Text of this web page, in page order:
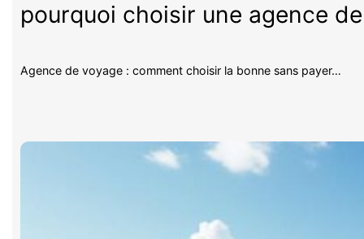
pourquoi choisir une agence
Agence de voyage : comment choisir la bonne sans payer…